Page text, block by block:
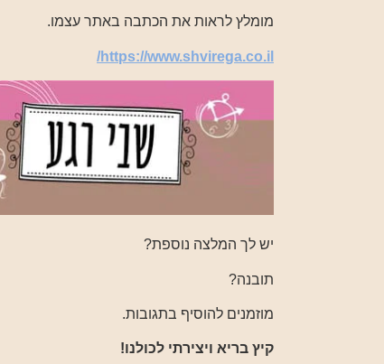
מומלץ לראות את הכתבה באתר עצמו.
https://www.shvirega.co.il/
יש לך המלצה נוספת?
תובנה?
מוזמנים להוסיף בתגובות.
קיץ בריא ויצירתי לכולנו!